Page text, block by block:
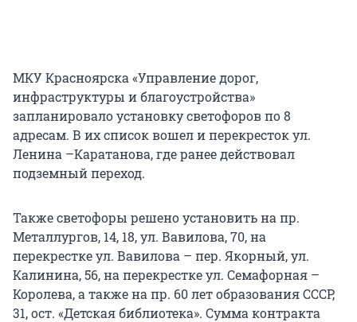
МКУ Красноярска «Управление дорог,
инфраструктуры и благоустройства»
запланировало установку светофоров по 8
адресам. В их список вошел и перекресток ул.
Ленина –Каратанова, где ранее действовал
подземный переход.
Также светофоры решено установить на пр.
Металлургов, 14, 18, ул. Вавилова, 70, на
перекрестке ул. Вавилова – пер. Якорный, ул.
Калинина, 56, на перекрестке ул. Семафорная –
Королева, а также на пр. 60 лет образования СССР,
31, ост. «Детская библиотека». Сумма контракта